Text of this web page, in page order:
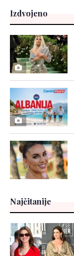
Izdvojeno
Najčitanije